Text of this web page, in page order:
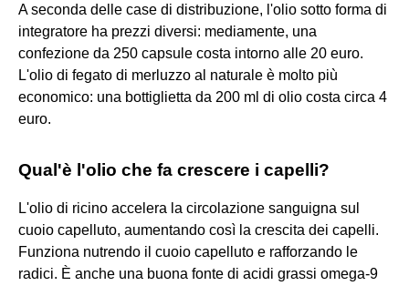
A seconda delle case di distribuzione, l'olio sotto forma di
integratore ha prezzi diversi: mediamente, una
confezione da 250 capsule costa intorno alle 20 euro.
L'olio di fegato di merluzzo al naturale è molto più
economico: una bottiglietta da 200 ml di olio costa circa 4
euro.
Qual'è l'olio che fa crescere i capelli?
L'olio di ricino accelera la circolazione sanguigna sul
cuoio capelluto, aumentando così la crescita dei capelli.
Funziona nutrendo il cuoio capelluto e rafforzando le
radici. È anche una buona fonte di acidi grassi omega-9